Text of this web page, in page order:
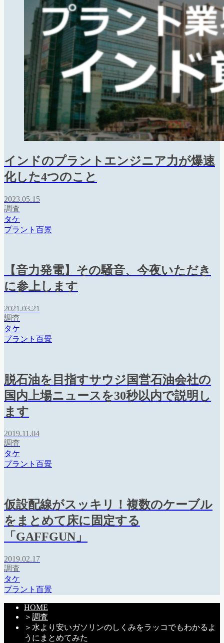
インドのプラントエンジニア力が爆速
化した4つのこと
2023.05.15
調査
タケ
プラント百景
【音力発電】その騒音、今夜いただき
に参上します
2021.03.21
調査
タケ
プラント百景
脱石油を目指すサウジ国営石油会社の
国内上場ニュースを30秒以内で説明し
ます
2019.11.04
調査
タケ
プラント百景
仮設配線がスッキリ！複数のケーブル
をまとめて床に固定する
「GAFFGUN」
2019.02.17
調査
タケ
プラント百景
HOME
＞ 調査
＞ 水より安いガソリンのしくみをラッコでもわかるよ
うにまとめてみた